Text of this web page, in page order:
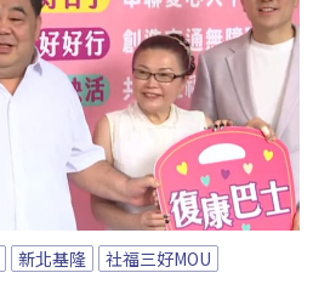
新北基隆 社福三好MOU